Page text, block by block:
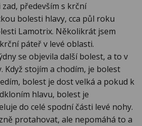
především s krční
bolesti hlavy, cca půl roku
Lamotrix. Několikrát jsem
páteř v levé oblasti.
se objevila další bolest, a to v
Když stojím a chodím, je bolest
bolest je dost velká a pokud k
hlavu, bolest je
do celé spodní části levé nohy.
protahovat, ale nepomáhá to a